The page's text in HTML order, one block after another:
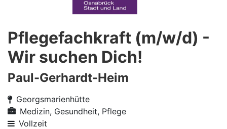
Pflegefachkraft (m/w/d) -
Wir suchen Dich!
Paul-Gerhardt-Heim
Georgsmarienhütte
Medizin, Gesundheit, Pflege
Vollzeit